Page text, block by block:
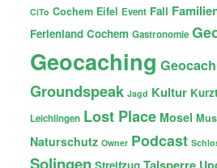
CiTo Cochem Eifel Event Fail
Ferienland Cochem Gastronomie
Geocaching
Groundspeak Jagd Kultur
Leichlingen Lost Place Mosel
Naturschutz Owner Podcast
Solingen Streifzug Talsperre